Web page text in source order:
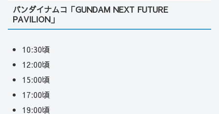
バンダイナムコ「GUNDAM NEXT FUTURE
PAVILION」
10:30頃
12:00頃
15:00頃
17:00頃
19:00頃